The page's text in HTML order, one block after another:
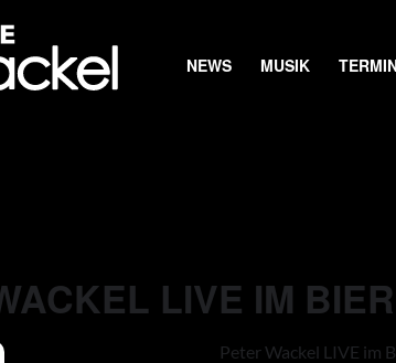
NEWS MUSIK
LIVE IM
Peter Wackel LIVE im